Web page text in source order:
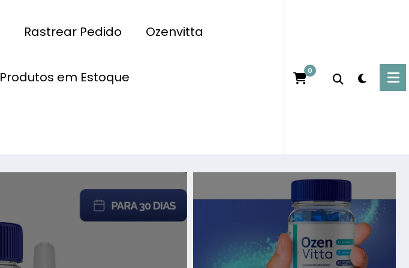
Rastrear Pedido Ozenvitta
Produtos em Estoque 0